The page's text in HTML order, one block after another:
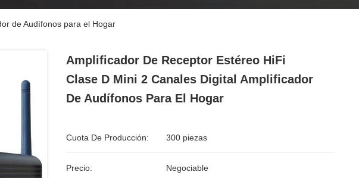
de Audífonos para el Hogar
Amplificador De Receptor Estéreo HiFi
Clase D Mini 2 Canales Digital Amplificador
De Audífonos Para El Hogar
Cuota De Producción: 300 piezas
Precio: Negociable